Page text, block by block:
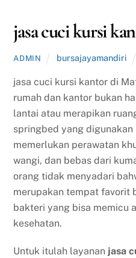
jasa cuci kursi
ADMIN bursajayamandiri
jasa cuci kursi kantor di
rumah dan kantor bukan
lantai atau merapikan
springbed yang digunakan
memerlukan perawatan
wangi, dan bebas dari
orang tidak menyadari
merupakan tempat favorit
bakteri yang bisa memicu
kesehatan.
Untuk itulah layanan jasa